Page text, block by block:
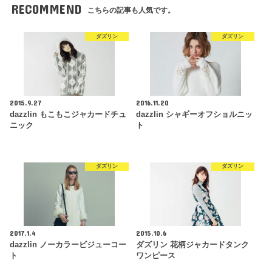
RECOMMEND こちらの記事も人気です。
ダズリン
2015.9.27
dazzlin もこもこジャカードチュ
ニック
ダズリン
2016.11.20
dazzlin シャギーオフショルニッ
ト
ダズリン
2017.1.4
dazzlin ノーカラービジューコー
ト
ダズリン
2015.10.6
ダズリン 花柄ジャカードタンク
ワンピース